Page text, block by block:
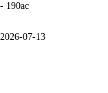
- 190ac
2026-07-13